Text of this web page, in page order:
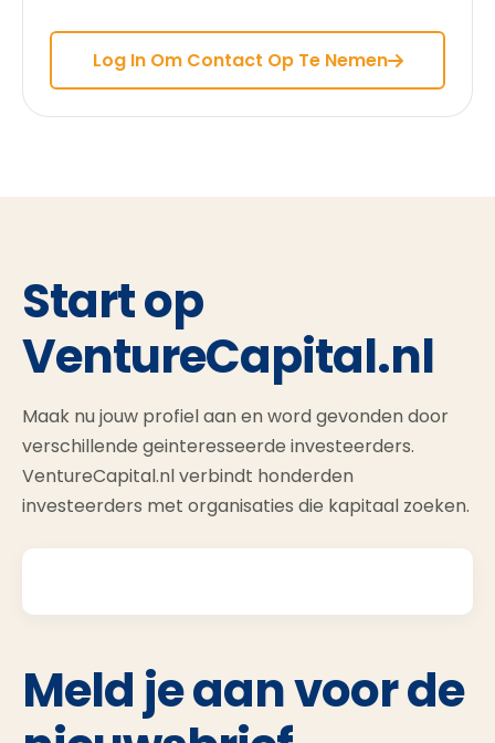
Log In Om Contact Op Te Nemen
Start op
VentureCapital.nl
Maak nu jouw profiel aan en word gevonden door
verschillende geinteresseerde investeerders.
VentureCapital.nl verbindt honderden
investeerders met organisaties die kapitaal zoeken.
Meld je aan voor de